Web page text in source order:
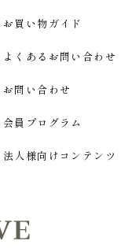
お買い物ガイド
よくあるお問い合わせ
お問い合わせ
会員プログラム
法人様向けコンテンツ